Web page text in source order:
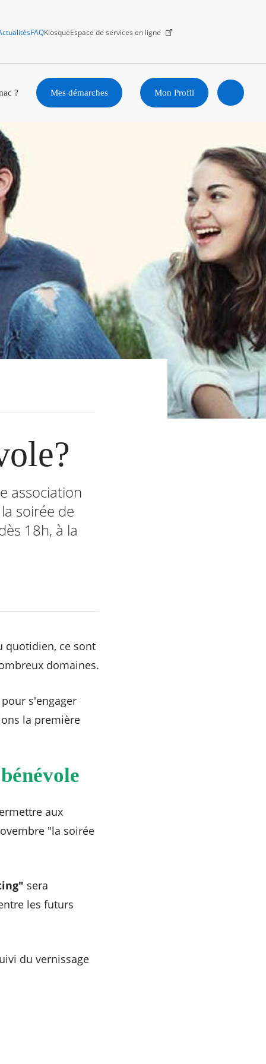
FAQKiosqueEspace de services en ligne
? Mes démarches Mon Profil
la
association
soirée de
18h, à la
quotidien, ce sont
domaines.
s'engager
la première
aux
"la soirée
sera
les futurs
du vernissage